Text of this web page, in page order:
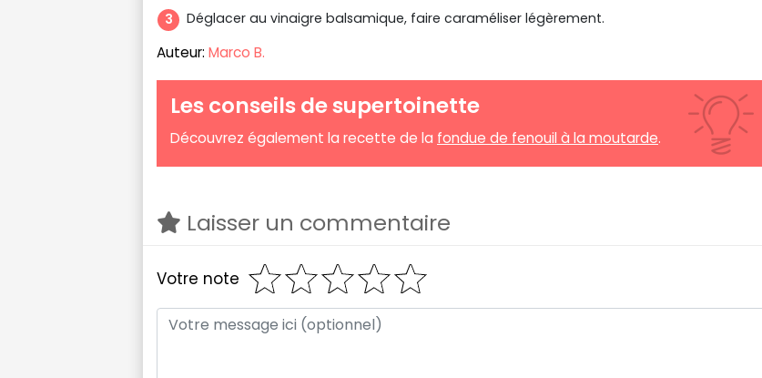
Déglacer au vinaigre balsamique, faire caraméliser légèrement.
Auteur: Marco B.
Les conseils de supertoinette
Découvrez également la recette de la fondue de fenouil à la moutarde.
Laisser un commentaire
Votre note